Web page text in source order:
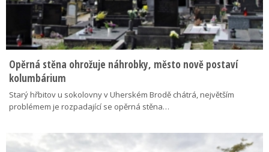
Opěrná stěna ohrožuje náhrobky, město nově postaví
kolumbárium
Starý hřbitov u sokolovny v Uherském Brodě chátrá, největším
problémem je rozpadající se opěrná stěna…